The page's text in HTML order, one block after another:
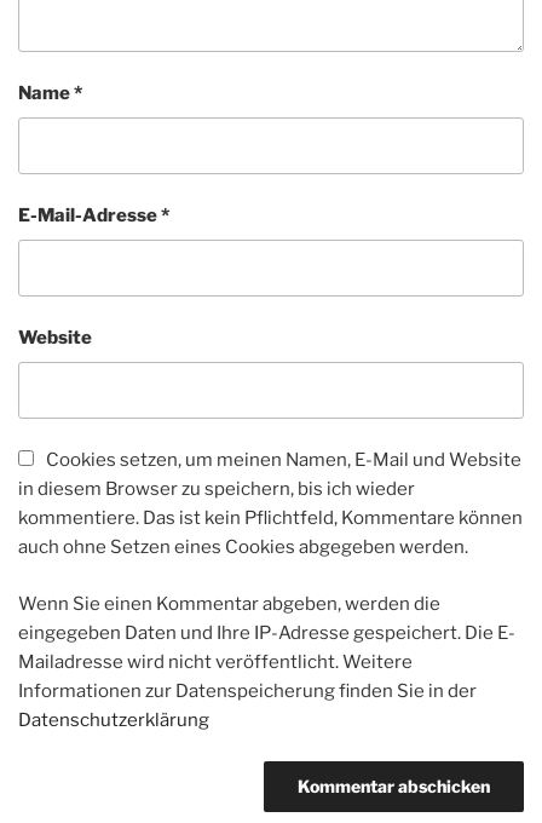
Name*
E-Mail-Adresse*
Website
Cookies setzen, um meinen Namen, E-Mail und Website
in diesem Browser zu speichern, bis ich wieder
kommentiere. Das ist kein Pflichtfeld, Kommentare können
auch ohne Setzen eines Cookies abgegeben werden.
Wenn Sie einen Kommentar abgeben, werden die
eingegeben Daten und Ihre IP-Adresse gespeichert. Die E-
Mailadresse wird nicht veröffentlicht. Weitere
Informationen zur Datenspeicherung finden Sie in der
Datenschutzerklärung